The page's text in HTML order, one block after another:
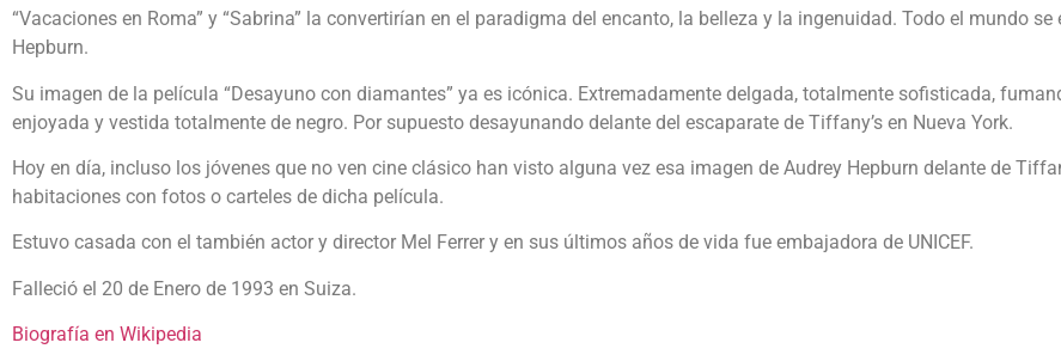
“Vacaciones en Roma” y “Sabrina” la convertirían en el paradigma del encanto, la belleza y la ingenuidad. Todo el mundo
Hepburn.
Su imagen de la película “Desayuno con diamantes” ya es icónica. Extremadamente delgada, totalmente sofisticada,
enjoyada y vestida totalmente de negro. Por supuesto desayunando delante del escaparate de Tiffany’s en Nueva York.
Hoy en día, incluso los jóvenes que no ven cine clásico han visto alguna vez esa imagen de Audrey Hepburn delante de
habitaciones con fotos o carteles de dicha película.
Estuvo casada con el también actor y director Mel Ferrer y en sus últimos años de vida fue embajadora de UNICEF.
Falleció el 20 de Enero de 1993 en Suiza.
Biografía en Wikipedia